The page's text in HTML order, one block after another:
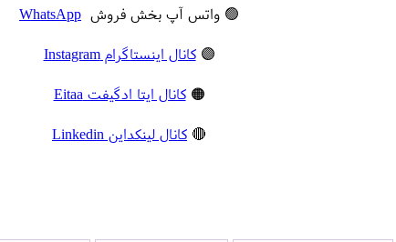
🟢 واتس آپ بخش فروش WhatsApp
🟣کانال اینستاگرام Instagram
🟠کانال ایتا ادگیفت Eitaa
🔴 کانال لینکداین Linkedin